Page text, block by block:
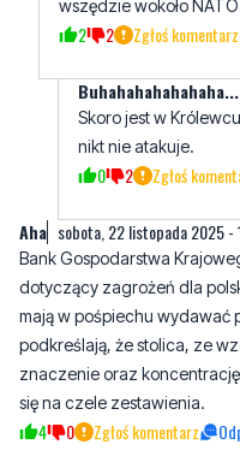
wszędzie wokoło NATO
2 2 Zgłoś komentarz
Skoro jest w
nikt nie atakuje.
0 2 Zgłoś
Aha sobota, 22 listopada 2025 -
Bank Gospodarstwa
dotyczący zagrożeń dla
mają w pośpiechu wydawać
podkreślają, że stolica, ze
znaczenie oraz
się na czele zestawienia.
4 0 Zgłoś komentarz